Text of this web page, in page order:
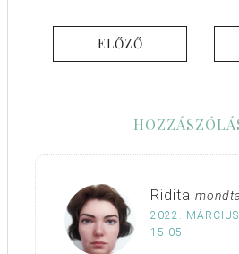
ELŐZŐ
Ridita
2022.
15:05